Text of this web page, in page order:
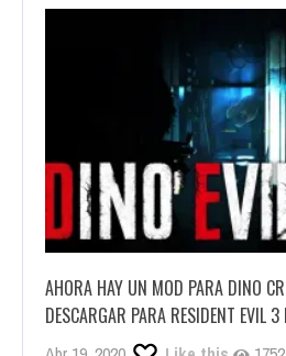
AHORA HAY UN MOD PARA DINO
DESCARGAR PARA RESIDENT EVIL 3